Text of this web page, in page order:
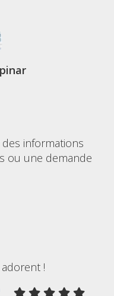
informations
ou une demande
!